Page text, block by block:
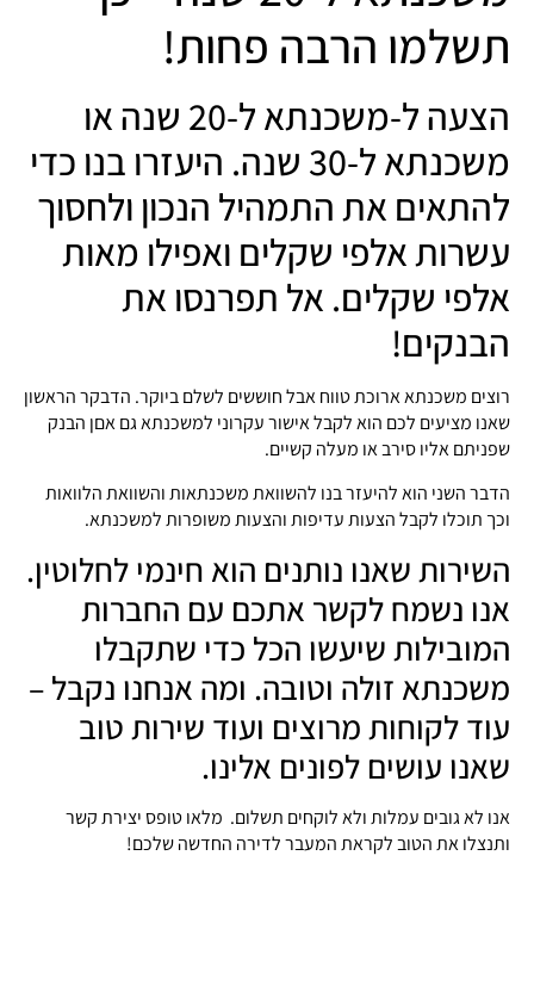
תשלמו הרבה פחות!
הצעה ל-משכנתא ל-20 שנה או
משכנתא ל-30 שנה. היעזרו בנו כדי
להתאים את התמהיל הנכון ולחסוך
עשרות אלפי שקלים ואפילו מאות
אלפי שקלים. אל תפרנסו את
הבנקים!
רוצים משכנתא ארוכת טווח אבל חוששים לשלם ביוקר. הדבקר הראשון
שאנו מציעים לכם הוא לקבל אישור עקרוני למשכנתא גם אםן הבנק
שפניתם אליו סירב או מעלה קשיים.
הדבר השני הוא להיעזר בנו להשוואת משכנתאות והשוואת הלוואות
וכך תוכלו לקבל הצעות עדיפות והצעות משופרות למשכנתא.
השירות שאנו נותנים הוא חינמי לחלוטין.
אנו נשמח לקשר אתכם עם החברות
המובילות שיעשו הכל כדי שתקבלו
משכנתא זולה וטובה. ומה אנחנו נקבל –
עוד לקוחות מרוצים ועוד שירות טוב
שאנו עושים לפונים אלינו.
אנו לא גובים עמלות ולא לוקחים תשלום. מלאו טופס יצירת קשר
ותנצלו את הטוב לקראת המעבר לדירה החדשה שלכם!